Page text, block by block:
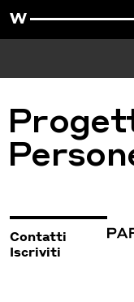
Contatti
Iscriviti